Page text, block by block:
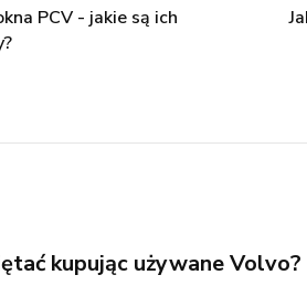
PCV - jakie są ich
kupując używane Volvo?